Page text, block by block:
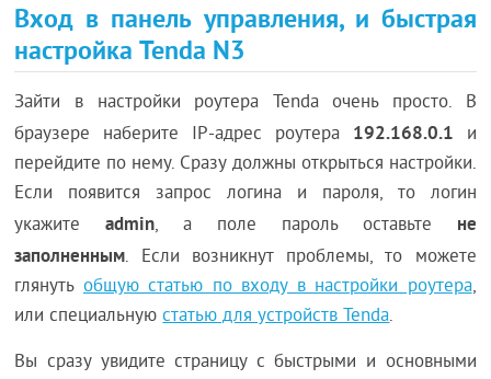
Вход в панель управления, и быстрая
настройка Tenda N3
Зайти в настройки роутера Tenda очень просто. В
браузере наберите IP-адрес роутера 192.168.0.1 и
перейдите по нему. Сразу должны открыться настройки.
Если появится запрос логина и пароля, то логин
укажитеadmin, а поле пароль оставьте не
заполненным. Если возникнут проблемы, то можете
глянутьобщую статью по входу в настройки роутера,
или специальнуюстатью для устройств Tenda.
Вы сразу увидите страницу с быстрыми и основными